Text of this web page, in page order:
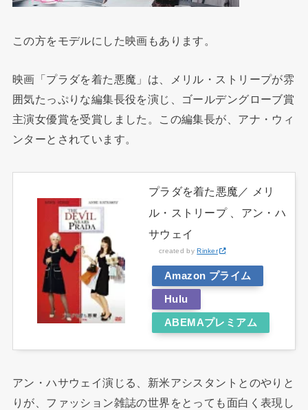
この方をモデルにした映画もあります。
映画「プラダを着た悪魔」は、メリル・ストリープが雰
囲気たっぷりな編集長役を演じ、ゴールデングローブ賞
主演女優賞を受賞しました。この編集長が、アナ・ウィ
ンターとされています。
プラダを着た悪魔／ メリ
ル・ストリープ 、アン・ハ
サウェイ
created byRinker
Amazon プライム
Hulu
ABEMAプレミアム
アン・ハサウェイ演じる、新米アシスタントとのやりと
りが、ファッション雑誌の世界をとっても面白く表現し